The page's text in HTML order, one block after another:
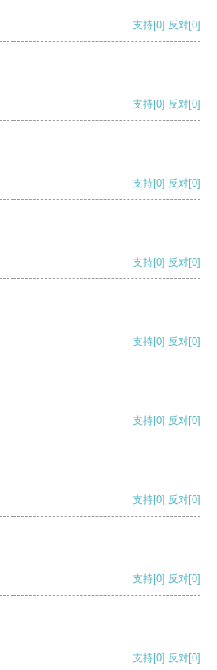
支持[0] 反对[0]
支持[0] 反对[0]
支持[0] 反对[0]
支持[0] 反对[0]
支持[0] 反对[0]
支持[0] 反对[0]
支持[0] 反对[0]
支持[0] 反对[0]
支持[0] 反对[0]